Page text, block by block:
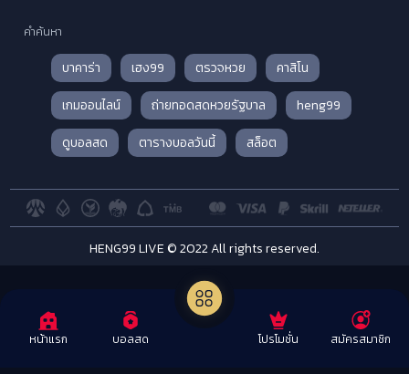
คำค้นหา
บาคาร่า เฮง99 ตรวจหวย
คาสิโน
เกมออนไลน์
ถ่ายทอดสดหวยรัฐบาล
heng99
ดูบอลสด
ตารางบอลวันนี้ สล็อต
HENG99 LIVE © 2022 All rights reserved.
หน้าแรก บอลสด โปรโมชั่น สมัครสมาชิก